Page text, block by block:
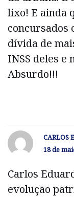
lixo! E ainda
concursados
dívida de
INSS deles e
Absurdo!!!
CARLOS
18 de
Carlos
evolução